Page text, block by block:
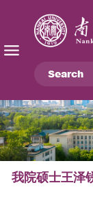
我院硕士王泽